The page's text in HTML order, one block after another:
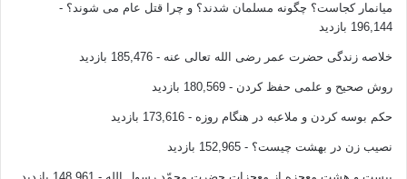
میانمار کجاست؟ چگونه مسلمان شدند؟ و چرا قتل عام می شوند؟ -
196,144 بازدید
خلاصه زندگی حضرت عمر رضی الله تعالی عنه - 185,476 بازدید
روش صحیح و علمی حفظ کردن - 180,569 بازدید
حکم بوسه کردن و ملاعبه در هنگام روزه - 173,616 بازدید
نصیب زن در بهشت چیست؟ - 152,965 بازدید